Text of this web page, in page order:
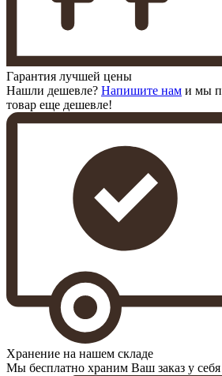
Гарантия лучшей цены
Нашли дешевле? Напишите нам и мы
товар еще дешевле!
Хранение на нашем складе
Мы бесплатно храним Ваш заказ у себя